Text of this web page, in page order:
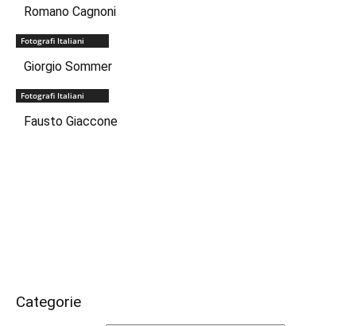
Romano Cagnoni
Fotografi Italiani
Giorgio Sommer
Fotografi Italiani
Fausto Giaccone
Categorie